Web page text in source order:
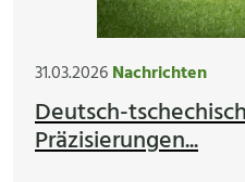
31.03.2026Nachrichten
Deutsch-
Präzisierungen...